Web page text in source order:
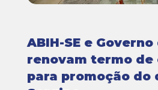
ABIH-SE e
renovam termo de
para promoção do